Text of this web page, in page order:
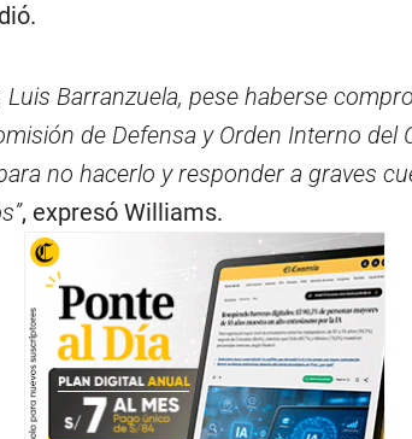
Luis Barranzuela, pese haberse
de Defensa y Orden Interno del
no hacerlo y responder a graves
, expresó Williams.